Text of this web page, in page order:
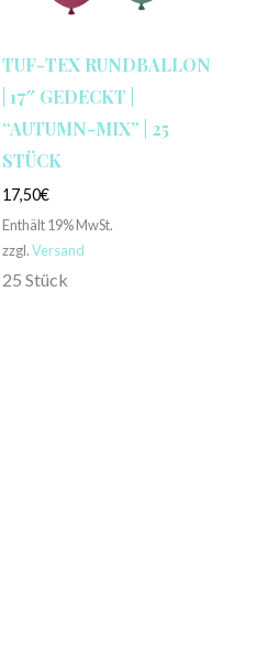
TUF-TEX RUNDBALLON
| 17″ GEDECKT |
“AUTUMN-MIX” | 25
STÜCK
17,50€
Enthält 19% MwSt.
zzgl.Versand
25 Stück